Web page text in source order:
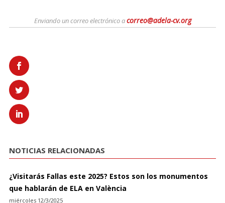
Enviando un correo electrónico acorreo@adela-cv.org
NOTICIAS RELACIONADAS
¿Visitarás Fallas este 2025? Estos son los monumentos
que hablarán de ELA en València
miércoles 12/3/2025